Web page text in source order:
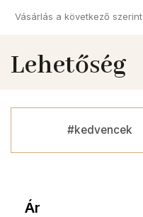
Vásárlás a következő szerint
Lehetőség
#kedvencek
Ár